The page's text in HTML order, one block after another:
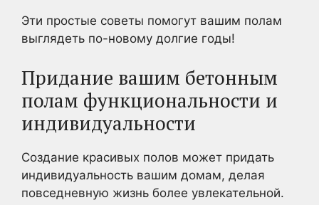
Эти простые советы помогут вашим полам
выглядеть по-новому долгие годы!
Придание вашим бетонным
полам функциональности и
индивидуальности
Создание красивых полов может придать
индивидуальность вашим домам, делая
повседневную жизнь более увлекательной.